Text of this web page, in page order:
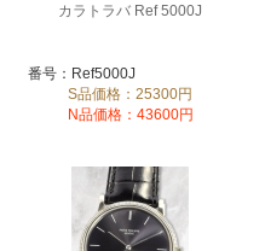
カラトラバ Ref 5000J
番号：Ref5000J
S品価格：25300円
N品価格：43600円